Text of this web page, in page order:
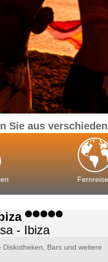
Sie aus
- Ibiza
Bars und weitere